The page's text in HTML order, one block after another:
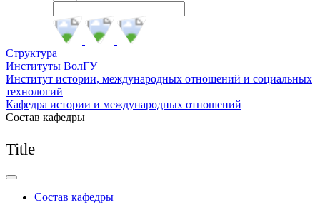
Структура
Институты ВолГУ
Институт истории, международных отношений и социальных
технологий
Кафедра истории и международных отношений
Состав кафедры
Title
Состав кафедры